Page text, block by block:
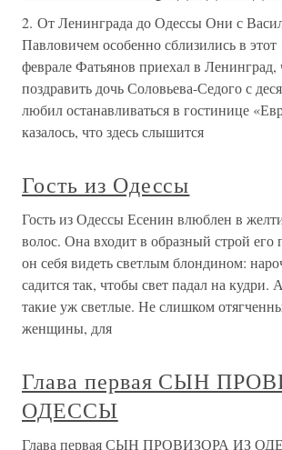
2. От Ленинграда до Одессы Они с
Павловичем особенно сблизились в этот
феврале Фатьянов приехал в Ленинград,
поздравить дочь Соловьева-Седого с
любил останавливаться в гостинице
казалось, что здесь слышится
Гость из Одессы
Гость из Одессы Есенин влюблен в
волос. Она входит в образный строй его
он себя видеть светлым блондином:
садится так, чтобы свет падал на кудри.
такие уж светлые. Не слишком
женщины, для
Глава первая СЫН
ОДЕССЫ
Глава первая СЫН ПРОВИЗОРА ИЗ